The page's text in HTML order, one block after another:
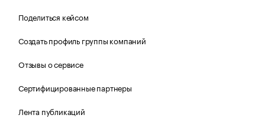
Поделиться кейсом
Создать профиль группы компаний
Отзывы о сервисе
Сертифицированные партнеры
Лента публикаций